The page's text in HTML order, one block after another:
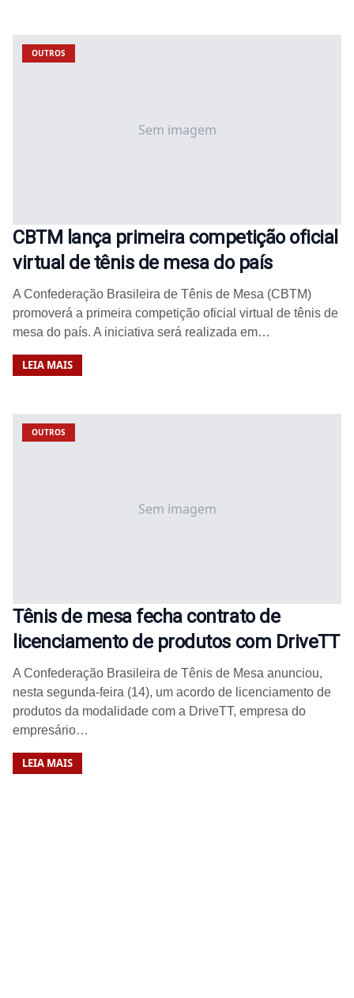
Sem imagem
OUTROS
CBTM lança primeira competição oficial
virtual de tênis de mesa do país
A Confederação Brasileira de Tênis de Mesa (CBTM)
promoverá a primeira competição oficial virtual de tênis de
mesa do país. A iniciativa será realizada em…
LEIA MAIS
Sem imagem
OUTROS
Tênis de mesa fecha contrato de
licenciamento de produtos com DriveTT
A Confederação Brasileira de Tênis de Mesa anunciou,
nesta segunda-feira (14), um acordo de licenciamento de
produtos da modalidade com a DriveTT, empresa do
empresário…
LEIA MAIS